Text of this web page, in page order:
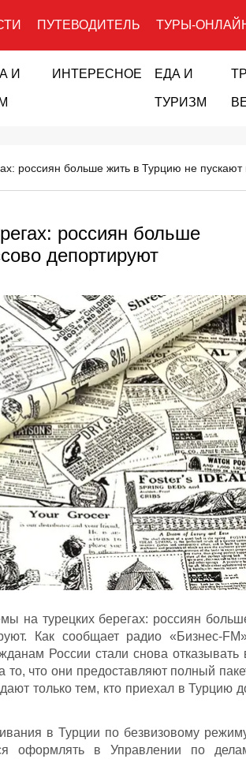
ПУТЕВОДИТЕЛЬ ТУРЫ-
И ИНТЕРЕСНОЕ ЕДА И
ТУРИЗМ
россиян больше жить в Турцию не
россиян больше
депортируют
на турецких берегах: россиян
Как сообщает радио «Бизнес-
России стали снова отказывать
что они предоставляют полный
только тем, кто приехал в Турцию
в Турции по безвизовому
оформлять в Управлении по